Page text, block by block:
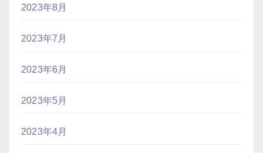
2023年8月
2023年7月
2023年6月
2023年5月
2023年4月